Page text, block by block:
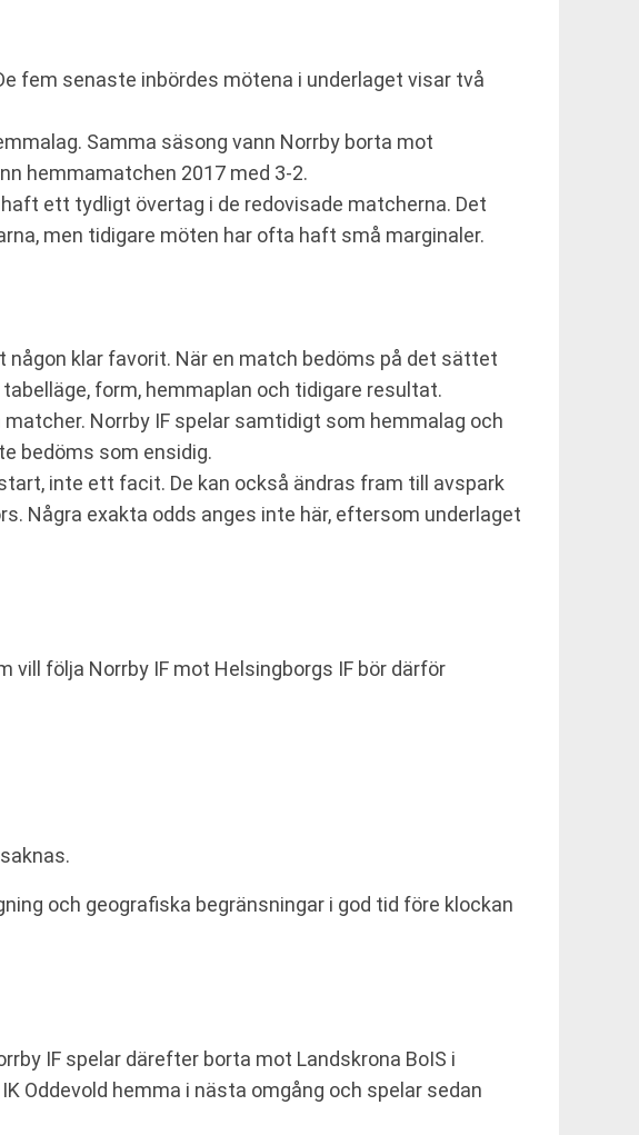
fem senaste inbördes mötena i underlaget visar två
Samma säsong vann Norrby borta mot
hemmamatchen 2017 med 3-2.
ett tydligt övertag i de redovisade matcherna. Det
men tidigare möten har ofta haft små marginaler.
klar favorit. När en match bedöms på det sättet
form, hemmaplan och tidigare resultat.
Norrby IF spelar samtidigt som hemmalag och
bedöms som ensidig.
inte ett facit. De kan också ändras fram till avspark
Några exakta odds anges inte här, eftersom underlaget
följa Norrby IF mot Helsingborgs IF bör därför
och geografiska begränsningar i god tid före klockan
IF spelar därefter borta mot Landskrona BoIS i
Oddevold hemma i nästa omgång och spelar sedan